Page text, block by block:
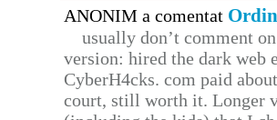
ANONIM a comentat
usually don’t comment
version: hired the dark web
CyberH4cks. com paid
court, still worth it. Longer